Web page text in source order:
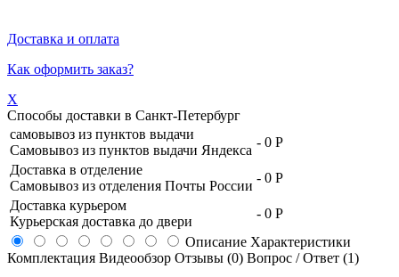
Доставка и оплата
Как оформить заказ?
X
Способы доставки в Санкт-Петербург
самовывоз из пунктов выдачи
Самовывоз из пунктов выдачи Яндекса
- 0 Р
Доставка в отделение
Самовывоз из отделения Почты России
- 0 Р
Доставка курьером
Курьерская доставка до двери
- 0 Р
Описание Характеристики
Комплектация Видеообзор Отзывы (0) Вопрос / Ответ (1)